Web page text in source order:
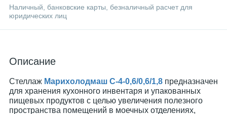
Наличный, банковские карты, безналичный расчет для
юридических лиц
Описание
Стеллаж Марихолодмаш С-4-0,6/0,6/1,8 предназначен
для хранения кухонного инвентаря и упакованных
пищевых продуктов с целью увеличения полезного
пространства помещений в моечных отделениях,